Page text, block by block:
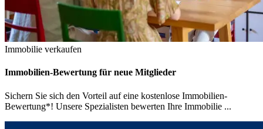
Immobilie verkaufen
Immobilien-Bewertung für neue Mitglieder
Sichern Sie sich den Vorteil auf eine kostenlose Immobilien-
Bewertung*! Unsere Spezialisten bewerten Ihre Immobilie ...